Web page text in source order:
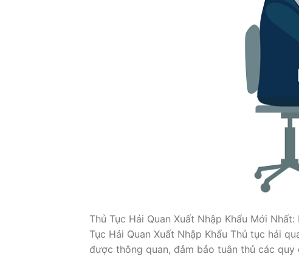
Thủ Tục Hải Quan Xuất Nhập Khẩu Mới
Tục Hải Quan Xuất Nhập Khẩu Thủ tục hải
được thông quan, đảm bảo tuân thủ các